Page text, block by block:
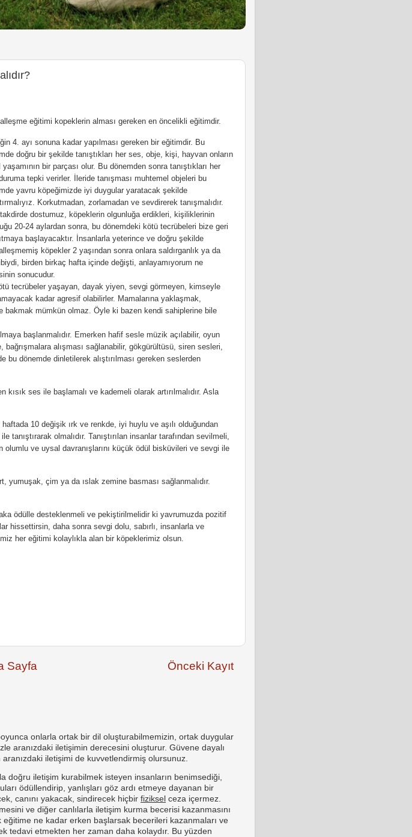
eğitimi kopeklerin alması gereken en öncelikli eğitimdir.
4. ayı sonuna kadar yapılması gereken bir eğitimdir. Bu
doğru bir şekilde tanıştıkları her ses, obje, kişi, hayvan onların
yaşamının bir parçası olur. Bu dönemden sonra tanıştıkları her
tepki verirler. İleride tanışması muhtemel objeleri bu
yavru köpeğimizde iyi duygular yaratacak şekilde
Korkutmadan, zorlamadan ve sevdirerek tanışmalıdır.
dostumuz,
köpeklerin olgunluğa erdikleri, kişiliklerinin
20-24 aylardan sonra, bu dönemdeki kötü tecrübeleri bize geri
başlayacaktır. İnsanlarla yeterince ve doğru şekilde
köpekler 2 yaşından sonra onlara saldırganlık ya da
birden birkaç hafta içinde değişti, anlayamıyorum ne
sonucudur.
tecrübeler yaşayan, dayak yiyen, sevgi görmeyen, kimseyle
kadar agresif olabilirler. Mamalarına yaklaşmak,
bakmak mümkün olmaz. Öyle ki bazen kendi sahiplerine bile
başlanmalıdır. Emerken hafif sesle müzik açılabilir, oyun
alışması sağlanabilir, gökgürültüsü, siren sesleri,
dönemde dinletilerek alıştırılması gereken seslerden
ses ile başlamalı ve kademeli olarak artırılmalıdır. Asla
haftada 10 değişik ırk ve renkde, iyi huylu ve aşılı olduğundan
olmalıdır. Tanıştırılan insanlar tarafından sevilmeli,
olumlu ve uysal davranışlarını küçük ödül bisküvileri ve sevgi ile
yumuşak, çim ya da ıslak zemine basması sağlanmalıdır.
ödülle desteklenmeli ve pekiştirilmelidir ki yavrumuzda pozitif
hissettirsin, daha sonra sevgi dolu, sabırlı, insanlarla ve
her eğitimi kolaylıkla alan bir köpeklerimiz olsun.
Önceki Kayıt
Sayfa
onlarla ortak bir dil oluşturabilmemizin, ortak duygular
aranızdaki iletişimin derecesini oluşturur. Güvene dayalı
iletişimi de kuvvetlendirmiş olursunuz.
doğru iletişim kurabilmek isteyen insanların benimsediği,
ödüllendirip, yanlışları göz ardı etmeye dayanan bir
canını yakacak, sindirecek hiçbir fiziksel ceza içermez.
ve diğer canlılarla iletişim kurma becerisi kazanmasını
ne kadar erken başlarsak becerileri kazanmaları ve
tedavi etmekten her zaman daha kolaydır. Bu yüzden